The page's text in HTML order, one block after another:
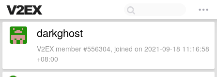
darkghost
V2EX member #556304, joined on 2021-09-18 11:16:58
+08:00